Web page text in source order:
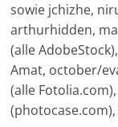
sowie jchizhe,
arthurhidden,
(alle
Amat, october/
(alle